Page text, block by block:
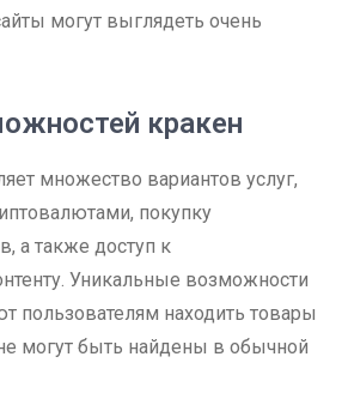
могут выглядеть очень
кракен
множество вариантов услуг,
покупку
а также доступ к
Уникальные возможности
пользователям находить товары
могут быть найдены в обычной